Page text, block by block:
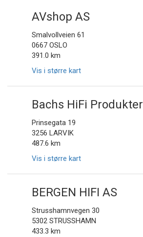
AVshop AS
Smalvollveien 61
0667 OSLO
391.0 km
Vis i større kart
Bachs HiFi Produkter
Prinsegata 19
3256 LARVIK
487.6 km
Vis i større kart
BERGEN HIFI AS
Strusshamnvegen 30
5302 STRUSSHAMN
433.3 km